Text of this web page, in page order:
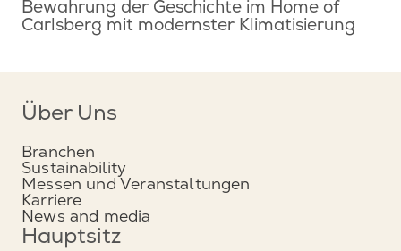
Bewahrung der Geschichte im Home of
Carlsberg mit modernster Klimatisierung
Über Uns
Branchen
Sustainability
Messen und Veranstaltungen
Karriere
News and media
Hauptsitz